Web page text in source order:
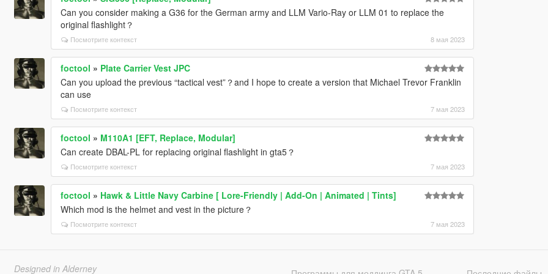
Can you consider making a G36 for the German army and LLM Vario-Ray or LLM 01 to replace the
original flashlight？
Посмотрите контекст 8 мая 2023
foctool » Plate Carrier Vest JPC
Can you upload the previous “tactical vest”？and I hope to create a version that Michael Trevor Franklin
can use
Посмотрите контекст 7 мая 2023
foctool » M110A1 [EFT, Replace, Modular]
Can create DBAL-PL for replacing original flashlight in gta5？
Посмотрите контекст 7 мая 2023
foctool » Hawk & Little Navy Carbine [ Lore-Friendly | Add-On | Animated | Tints]
Which mod is the helmet and vest in the picture？
Посмотрите контекст 7 мая 2023
Designed in Alderney